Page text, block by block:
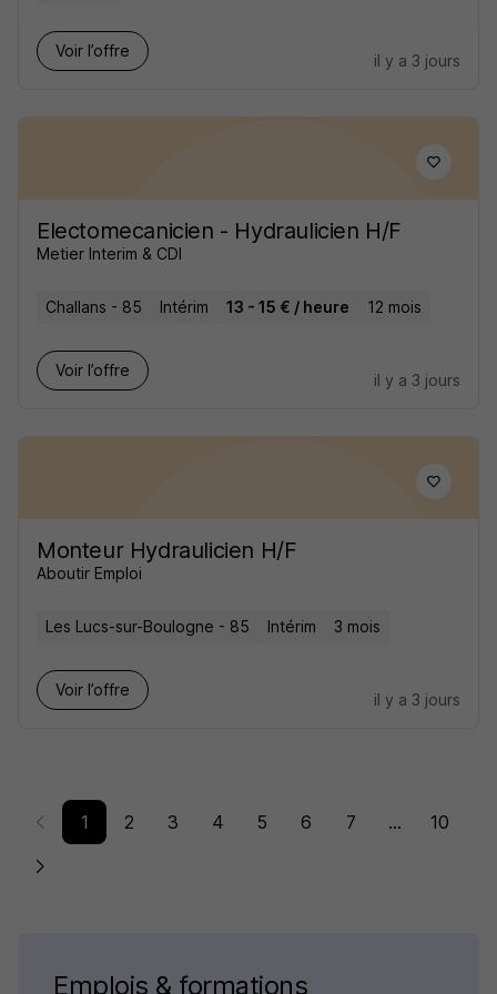
Voir l’offre
il y a 3 jours
Electomecanicien - Hydraulicien H/F
Metier Interim & CDI
Challans - 85 Intérim 13 - 15 € / heure 12 mois
Voir l’offre
il y a 3 jours
Monteur Hydraulicien H/F
Aboutir Emploi
Les Lucs-sur-Boulogne - 85 Intérim 3 mois
Voir l’offre
il y a 3 jours
1 2 3 4 5 6 7 ... 10
Emplois & formations